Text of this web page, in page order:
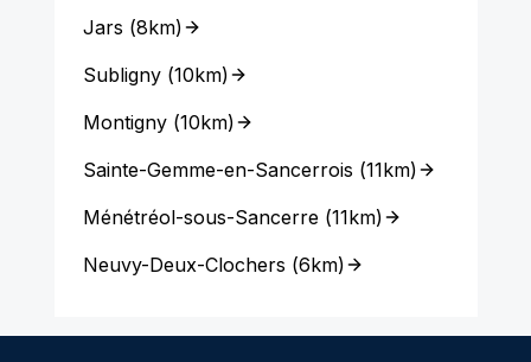
Jars (8km)
Subligny(10km)
Montigny(10km)
Sainte-Gemme-en-Sancerrois (11km)
Ménétréol-sous-Sancerre(11km)
Neuvy-Deux-Clochers (6km)